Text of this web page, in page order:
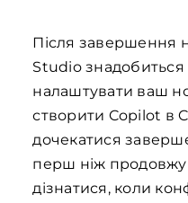
Після завершення
Studio знадобиться
налаштувати ваш
створити Copilot в
дочекатися
перш ніж
дізнатися, коли